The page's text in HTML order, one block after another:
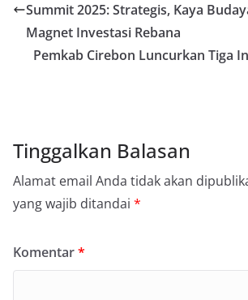
Summit 2025: Strategis, Kaya
Magnet Investasi Rebana
Pemkab Cirebon Luncurkan Tiga
Tinggalkan Balasan
Alamat email Anda tidak akan
yang wajib ditandai *
Komentar*